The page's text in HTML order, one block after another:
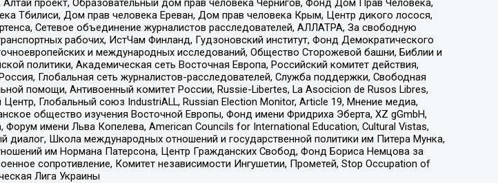
проект, Образовательный дом прав человека Чернигов, Фонд Дом Прав Человека,
Тбилиси, Дом прав человека Ереван, Дом прав человека Крым, Центр дикого лосося,
Сетевое объединение журналистов расследователей, АЛЛАТРА, За свободную
рабочих, ИстЧам Финланд, Гудзоновский институт, Фонд Демократического
и международных исследований, Общество Сторожевой башни, Библии и
политики, Академическая сеть Восточная Европа, Российский комитет действия,
Глобальная сеть журналистов-расследователей, Служба поддержки, Свободная
помощи, Антивоенный комитет России, Russie-Libertes, La Asocicion de Rusos Libres,
Глобальный союз IndustriALL, Russian Election Monitor, Article 19, Мнение медиа,
общество изучения Восточной Европы, Фонд имени Фридриха Эберта, XZ gGmbH,
имени Льва Копелева, American Councils for International Education, Cultural Vistas,
Школа международных отношений и государственной политики им Питера Мунка,
им Нормана Патерсона, Центр Гражданских Свобод, Фонд Бориса Немцова за
сопротивление, Комитет независимости Ингушетии, Прометей, Stop Occupation of
Лига Украины